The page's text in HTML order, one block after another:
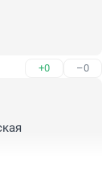
+0 –0